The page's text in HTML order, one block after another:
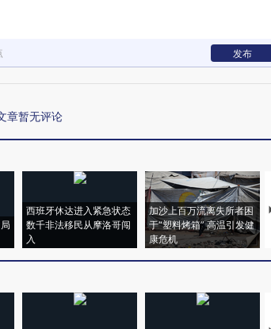
发布
章暂无评论
西班牙休达进入紧急状态
数千非法移民从摩洛哥闯
入
加沙上百万流离失所者困
于“塑料烤箱” 高温引发健
康危机